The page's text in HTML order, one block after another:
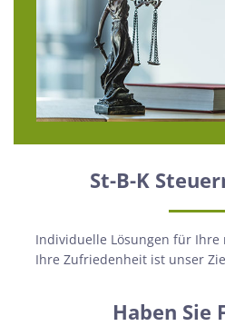
St-B-K
Individuelle Lösungen für
Ihre Zufriedenheit ist unser
Haben Sie